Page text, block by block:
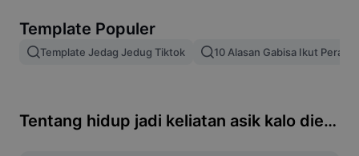
Gabung gambar
Ubah Ukuran Gambar
Template Populer
Template Jedag Jedug Tiktok 10 Alasan Gabisa Ikut Perang
Tentang hidup jadi keliatan asik kalo diedit